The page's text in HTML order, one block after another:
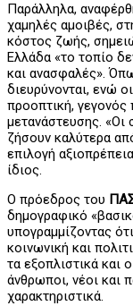
Παράλληλα,
χαμηλές αμοιβές,
κόστος ζωής,
Ελλάδα «το τοπίο
και ανασφαλές».
διευρύνονται, ενώ
προοπτική, γεγονός
μετανάστευσης. «Οι
ζήσουν καλύτερα
επιλογή
ίδιος.
Ο πρόεδρος του
δημογραφικό
υπογραμμίζοντας
κοινωνική και
τα εξοπλιστικά και
άνθρωποι, νέοι και
χαρακτηριστικά.